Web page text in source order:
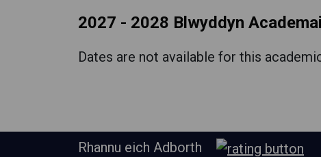
2027 - 2028 Blwyddyn
Dates are not available for this
Rhannu eich Adborth